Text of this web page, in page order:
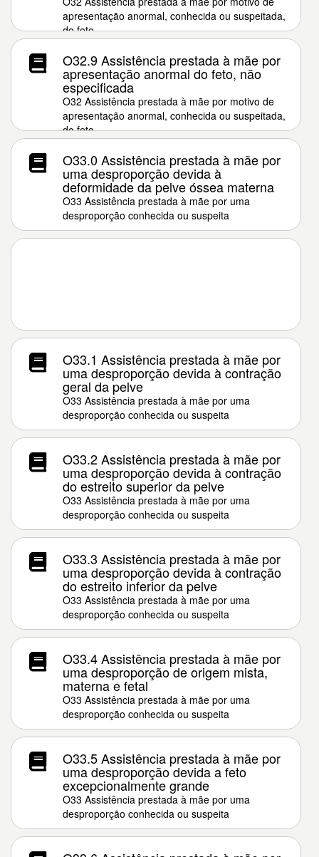
apresentação anormal, conhecida ou suspeitada,
do feto
O32.9 Assistência prestada à mãe por
apresentação anormal do feto, não
especificada
O32 Assistência prestada à mãe por motivo de
apresentação anormal, conhecida ou suspeitada,
do feto
O33.0 Assistência prestada à mãe por
uma desproporção devida à
deformidade da pelve óssea materna
O33 Assistência prestada à mãe por uma
desproporção conhecida ou suspeita
O33.1 Assistência prestada à mãe por
uma desproporção devida à contração
geral da pelve
O33 Assistência prestada à mãe por uma
desproporção conhecida ou suspeita
O33.2 Assistência prestada à mãe por
uma desproporção devida à contração
do estreito superior da pelve
O33 Assistência prestada à mãe por uma
desproporção conhecida ou suspeita
O33.3 Assistência prestada à mãe por
uma desproporção devida à contração
do estreito inferior da pelve
O33 Assistência prestada à mãe por uma
desproporção conhecida ou suspeita
O33.4 Assistência prestada à mãe por
uma desproporção de origem mista,
materna e fetal
O33 Assistência prestada à mãe por uma
desproporção conhecida ou suspeita
O33.5 Assistência prestada à mãe por
uma desproporção devida a feto
excepcionalmente grande
O33 Assistência prestada à mãe por uma
desproporção conhecida ou suspeita